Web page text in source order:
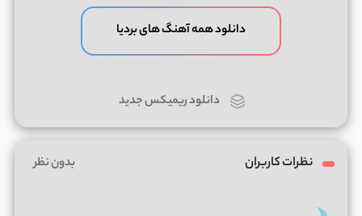
دانلود همه آهنگ های بردیا
دانلود ریمیکس جدید
نظرات کاربران بدون نظر